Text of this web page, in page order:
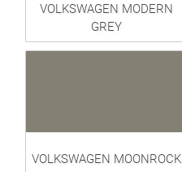
VOLKSWAGEN MODERN
GREY
VOLKSWAGEN MOONROCK